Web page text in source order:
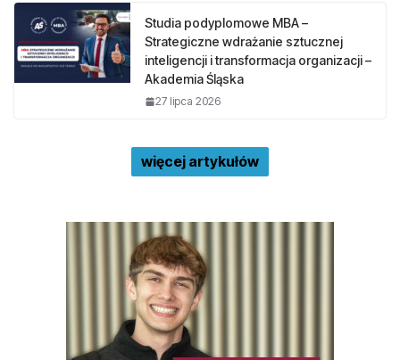
Studia podyplomowe MBA –
Strategiczne wdrażanie sztucznej
inteligencji i transformacja organizacji –
Akademia Śląska
27 lipca 2026
więcej artykułów